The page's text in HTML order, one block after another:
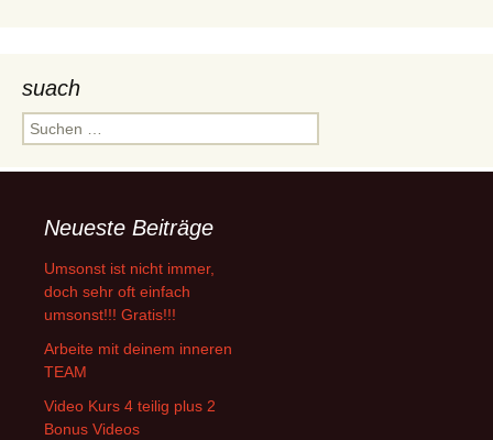
suach
Suchen
nach:
Neueste Beiträge
Umsonst ist nicht immer,
doch sehr oft einfach
umsonst!!! Gratis!!!
Arbeite mit deinem inneren
TEAM
Video Kurs 4 teilig plus 2
Bonus Videos